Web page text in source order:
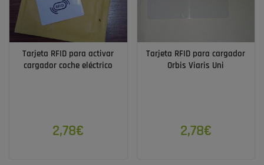
Tarjeta RFID para activar
cargador coche eléctrico
2,78€
Tarjeta RFID para cargador
Orbis Viaris Uni
2,78€